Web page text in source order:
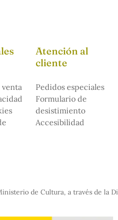
Atención al
cliente
Pedidos especiales
Formulario de
desistimiento
Accesibilidad
de Cultura, a través de la